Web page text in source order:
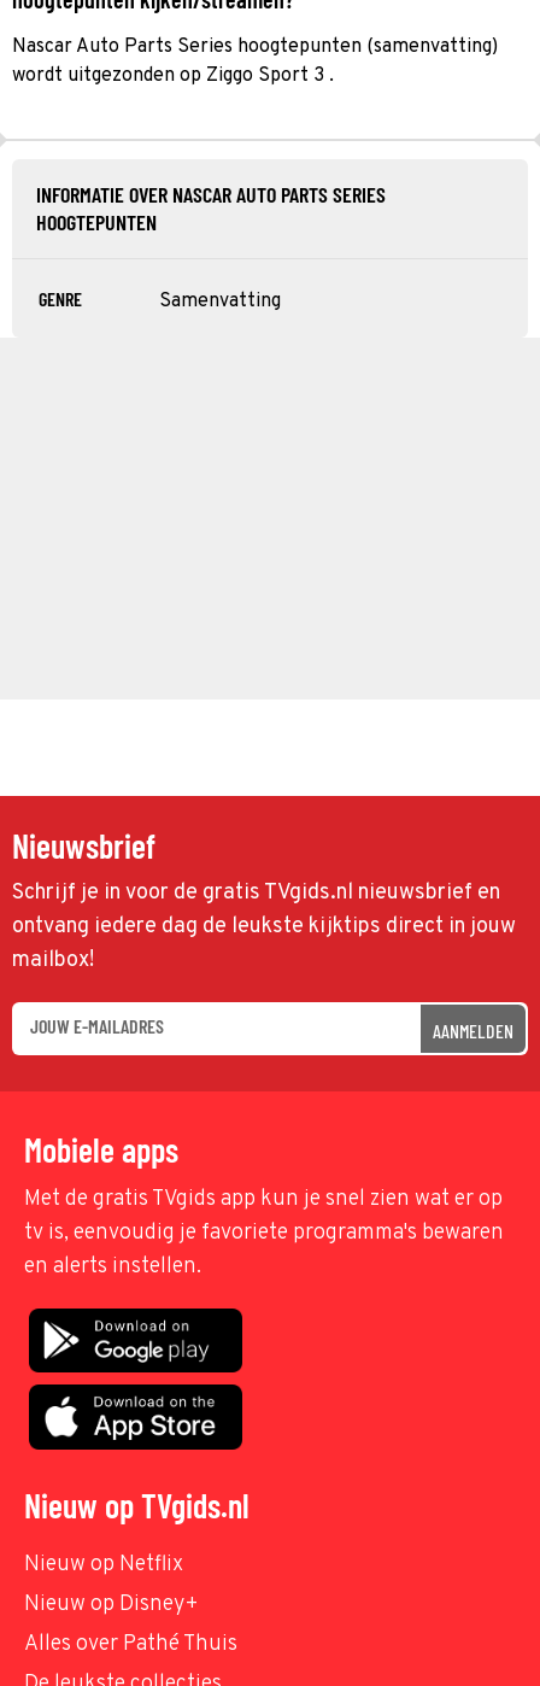
Nascar Auto Parts Series hoogtepunten (samenvatting)
wordt uitgezonden op Ziggo Sport 3 .
INFORMATIE OVER NASCAR AUTO PARTS SERIES
HOOGTEPUNTEN
GENRE Samenvatting
Nieuwsbrief
Schrijf je in voor de gratis TVgids.nl nieuwsbrief en
ontvang iedere dag de leukste kijktips direct in jouw
mailbox!
AANMELDEN
Mobiele apps
Met de gratis TVgids app kun je snel zien wat er op
tv is, eenvoudig je favoriete programma's bewaren
en alerts instellen.
Nieuw op TVgids.nl
Nieuw op Netflix
Nieuw op Disney+
Alles over Pathé Thuis